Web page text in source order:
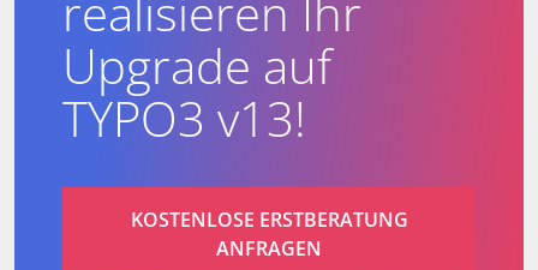
Upgrade auf
TYPO3 v13!
KOSTENLOSE ERSTBERATUNG
ANFRAGEN